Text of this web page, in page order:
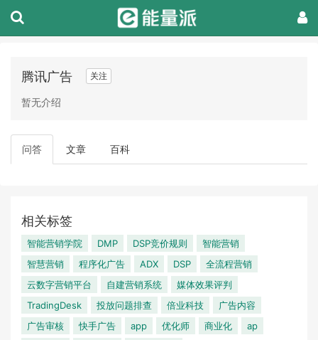
腾讯广告 关注
暂无介绍
问答 文章 百科
相关标签
智能营销学院 DMP DSP竞价规则
智能营销
智慧营销
程序化广告 ADX DSP
全流程营销
云数字营销平台
自建营销系统
媒体效果评判
TradingDesk
投放问题排查 倍业科技
广告内容
广告审核
快手广告 app 优化师 商业化
ap